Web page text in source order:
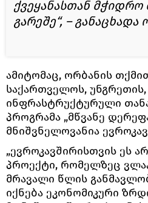
ქვეყანასთან
გარეშე“, – განაცხადა
ამიტომაც, ორბანის
საქართველოს,
ინფრასტრუქტურული
პროგრამა „მწვანე
მნიშვნელოვანია
„ევროკავშირისთვის ეს
პროექტი, რომელზეც
მრავალი წლის
იქნება ეკონომიკური